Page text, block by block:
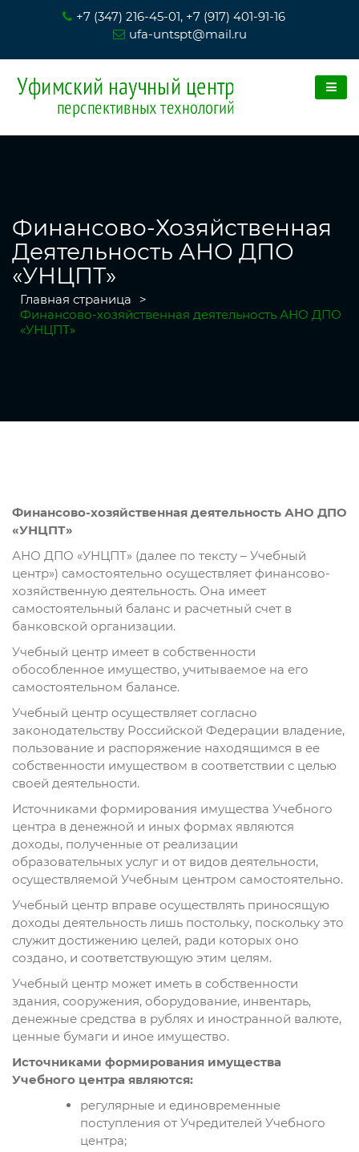
+7 (347) 216-45-01, +7 (917) 401-91-16
ufa-untspt@mail.ru
Финансово-Хозяйственная
Деятельность АНО ДПО
«УНЦПТ»
Главная страница
>
Финансово-хозяйственная деятельность АНО ДПО
«УНЦПТ»
Финансово-хозяйственная деятельность АНО ДПО
«УНЦПТ»
АНО ДПО «УНЦПТ» (далее по тексту – Учебный
центр») самостоятельно осуществляет финансово-
хозяйственную деятельность. Она имеет
самостоятельный баланс и расчетный счет в
банковской организации.
Учебный центр имеет в собственности
обособленное имущество, учитываемое на его
самостоятельном балансе.
Учебный центр осуществляет согласно
законодательству Российской Федерации владение,
пользование и распоряжение находящимся в ее
собственности имуществом в соответствии с целью
своей деятельности.
Источниками формирования имущества Учебного
центра в денежной и иных формах являются
доходы, полученные от реализации
образовательных услуг и от видов деятельности,
осуществляемой Учебным центром самостоятельно.
Учебный центр вправе осуществлять приносящую
доходы деятельность лишь постольку, поскольку это
служит достижению целей, ради которых оно
создано, и соответствующую этим целям.
Учебный центр может иметь в собственности
здания, сооружения, оборудование, инвентарь,
денежные средства в рублях и иностранной валюте,
ценные бумаги и иное имущество.
Источниками формирования имущества
Учебного центра являются:
регулярные и единовременные
поступления от Учредителей Учебного
центра;